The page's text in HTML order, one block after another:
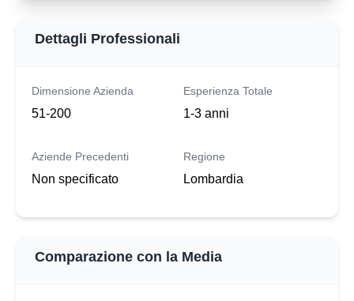
Dettagli Professionali
Dimensione Azienda
51-200
Esperienza Totale
1-3 anni
Aziende Precedenti
Non specificato
Regione
Lombardia
Comparazione con la Media